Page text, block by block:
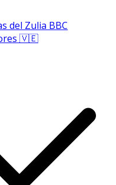
del Zulia BBC
🇻🇪